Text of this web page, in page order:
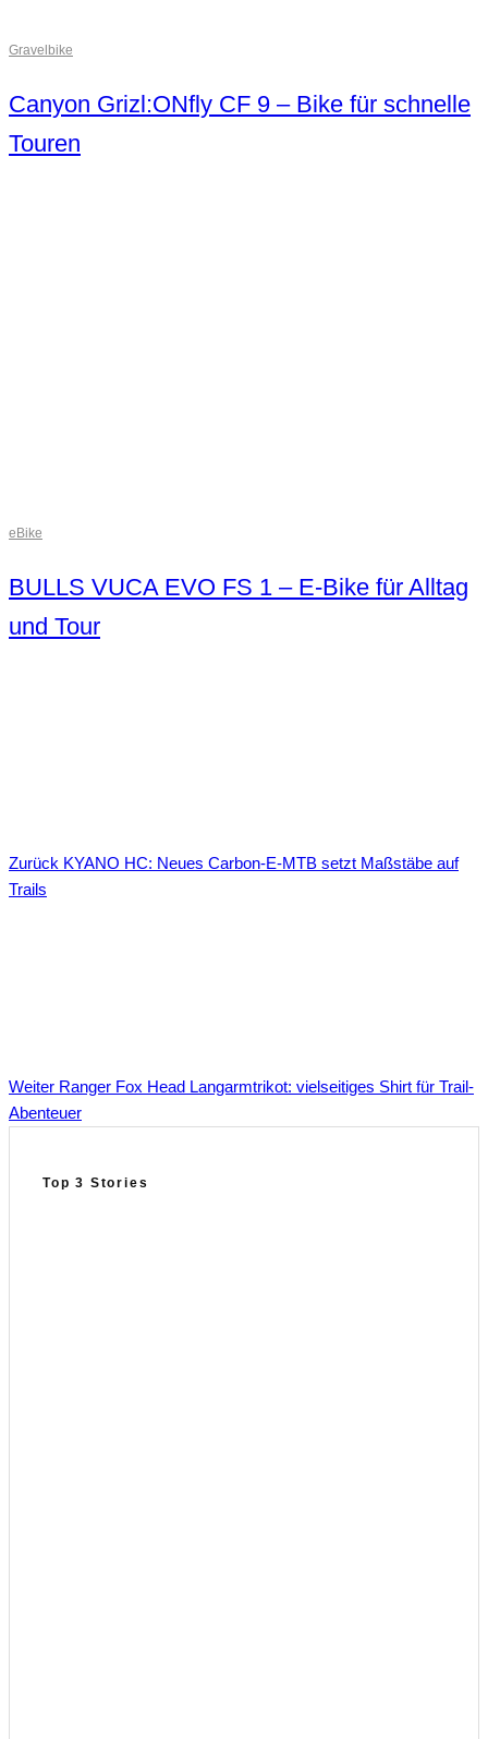
Gravelbike
Canyon Grizl:ONfly CF 9 – Bike für schnelle
Touren
eBike
BULLS VUCA EVO FS 1 – E-Bike für Alltag
und Tour
Zurück KYANO HC: Neues Carbon-E-MTB setzt Maßstäbe auf
Trails
Weiter Ranger Fox Head Langarmtrikot: vielseitiges Shirt für Trail-
Abenteuer
Top 3 Stories